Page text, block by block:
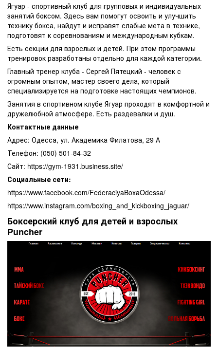
Ягуар - спортивный клуб для групповых и индивидуальных
занятий боксом. Здесь вам помогут освоить и улучшить
технику бокса, найдут и исправят слабые мета в технике,
подготовят к соревнованиям и международным кубкам.
Есть секции для взрослых и детей. При этом программы
тренировок разработаны отдельно для каждой категории.
Главный тренер клуба - Сергей Пятецкий - человек с
огромным опытом, мастер своего дела, который
специализируется на подготовке настоящих чемпионов.
Занятия в спортивном клубе Ягуар проходят в комфортной и
дружелюбной атмосфере. Есть раздевалки и душ.
Контактные данные
Адрес: Одесса, ул. Академика Филатова, 29 А
Телефон: (050) 501-84-32
Сайт: https://gym-1931.business.site/
Социальные сети:
https://www.facebook.com/FederaciyaBoxaOdessa/
https://www.instagram.com/boxing_and_kickboxing_jaguar/
Боксерский клуб для детей и взрослых
Puncher